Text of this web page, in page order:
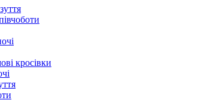
кросівки